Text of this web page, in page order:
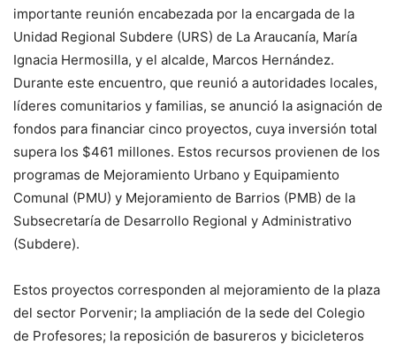
importante reunión encabezada por la encargada de la
Unidad Regional Subdere (URS) de La Araucanía, María
Ignacia Hermosilla, y el alcalde, Marcos Hernández.
Durante este encuentro, que reunió a autoridades locales,
líderes comunitarios y familias, se anunció la asignación de
fondos para financiar cinco proyectos, cuya inversión total
supera los $461 millones. Estos recursos provienen de los
programas de Mejoramiento Urbano y Equipamiento
Comunal (PMU) y Mejoramiento de Barrios (PMB) de la
Subsecretaría de Desarrollo Regional y Administrativo
(Subdere).
Estos proyectos corresponden al mejoramiento de la plaza
del sector Porvenir; la ampliación de la sede del Colegio
de Profesores; la reposición de basureros y bicicleteros